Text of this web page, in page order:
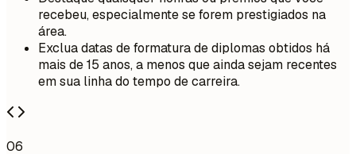
recebeu, especialmente se forem prestigiados na
área.
Exclua datas de formatura de diplomas obtidos há
mais de 15 anos, a menos que ainda sejam recentes
em sua linha do tempo de carreira.
06